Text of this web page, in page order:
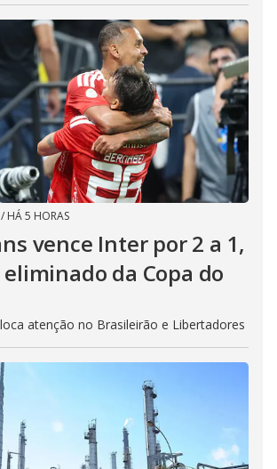
/ HÁ 5 HORAS
vence Inter por 2 a 1,
da Copa do
atenção no Brasileirão e Libertadores